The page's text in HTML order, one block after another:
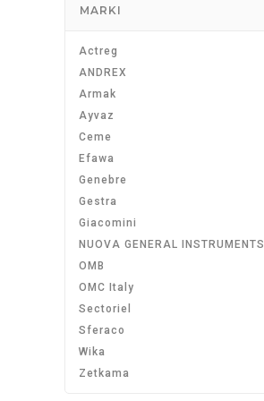
MARKI
Actreg
ANDREX
Armak
Ayvaz
Ceme
Efawa
Genebre
Gestra
Giacomini
NUOVA GENERAL INSTRUMENTS
OMB
OMC Italy
Sectoriel
Sferaco
Wika
Zetkama